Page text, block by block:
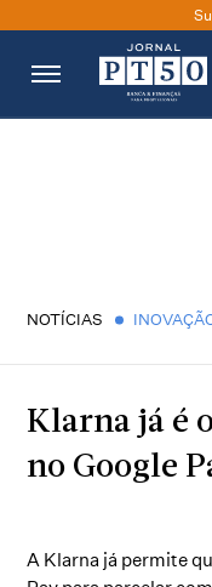
NOTÍCIAS
Klarna já é
no Google
A Klarna já permite